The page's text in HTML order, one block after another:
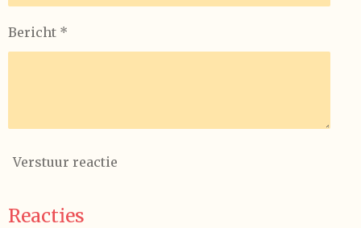
Bericht *
Verstuur reactie
Reacties